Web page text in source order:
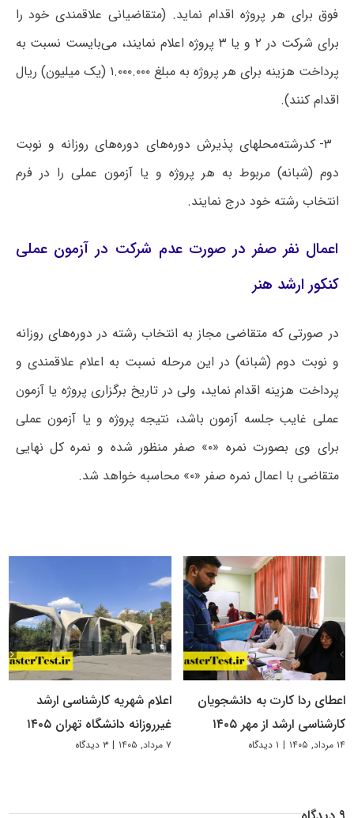
فوق برای هر پروژه اقدام نماید. (متقاضیانی علاقمندی خود را
برای شرکت در ۲ و یا ۳ پروژه اعلام ‌نمایند، می‌بایست نسبت به
پرداخت هزینه برای هر پروژه به مبلغ ۱.۰۰۰.۰۰۰ (یک میلیون) ریال
اقدام کنند).
۳- کدرشته‌محلهای پذیرش دوره‌های دوره‌های روزانه و نوبت
دوم (شبانه) مربوط به هر پروژه و یا آزمون عملی را در فرم
انتخاب رشته خود درج نمایند.
اعمال نفر صفر در صورت عدم شرکت در آزمون عملی
کنکور ارشد هنر
در صورتی که متقاضی مجاز به انتخاب رشته در دوره‌های روزانه
و نوبت دوم (شبانه) در این مرحله نسبت به اعلام علاقمندی و
پرداخت هزینه اقدام نماید، ولی در تاریخ برگزاری پروژه یا آزمون
عملی غایب جلسه آزمون باشد، نتیجه پروژه و یا آزمون عملی
برای وی بصورت نمره «۰» صفر منظور شده و نمره کل نهایی
متقاضی با اعمال نمره صفر «۰» محاسبه خواهد شد.
اعطای ردا کارت به دانشجویان
کارشناسی ارشد از مهر ۱۴۰۵
۱۴ مرداد, ۱۴۰۵ | ۱ دیدگاه
اعلام شهریه کارشناسی ارشد
غیرروزانه دانشگاه تهران ۱۴۰۵
۷ مرداد, ۱۴۰۵ | ۳ دیدگاه